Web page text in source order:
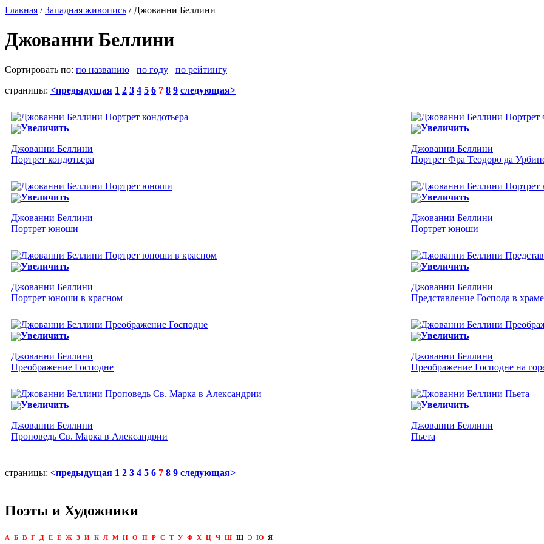
Главная /Западная живопись / Джованни Беллини
Джованни Беллини
Сортировать по: по названию по году
по рейтингу
страницы: <предыдущая 1 2 3 4 5 6 7 8 9 следующая>
Увеличить
Джованни Беллини
Портрет кондотьера
Увеличить
Джованни Беллини
Портрет Фра Теодоро да
Увеличить
Джованни Беллини
Портрет юноши
Увеличить
Джованни Беллини
Портрет юноши
Увеличить
Джованни Беллини
Портрет юноши в красном
Увеличить
Джованни Беллини
Представление Господа в храме
Увеличить
Джованни Беллини
Преображение Господне
Увеличить
Джованни Беллини
Преображение Господне на
Увеличить
Джованни Беллини
Проповедь Св. Марка в Александрии
Увеличить
Джованни Беллини
Пьета
страницы: <предыдущая 1 2 3 4 5 6 7 8 9 следующая>
Поэты и Художники
А Б В Г Д Е Ё Ж З И К Л М Н О П Р С Т У Ф Х Ц Ч Ш Щ Э Ю Я